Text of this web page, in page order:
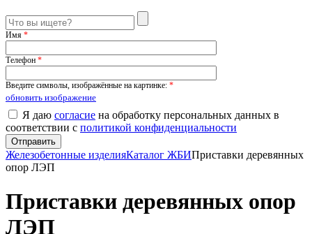
Имя *
Телефон *
Введите символы, изображённые на картинке: *
обновить изображение
Я даю согласие на обработку персональных данных в
соответствии с политикой конфиденциальности
Железобетонные изделияКаталог ЖБИПриставки деревянных
опор ЛЭП
Приставки деревянных опор
ЛЭП